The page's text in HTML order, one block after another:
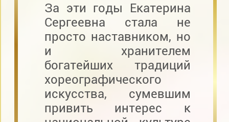
За эти годы Екатерина
Сергеевна стала не
просто наставником, но
и хранителем
богатейших традиций
хореографического
искусства, сумевшим
привить интерес к